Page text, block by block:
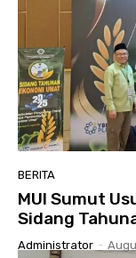
BERITA
MUI Sumut
Sidang
Administrator -